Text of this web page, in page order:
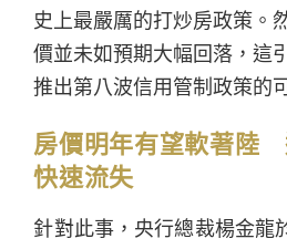
史上最嚴厲的打炒房政策。
價並未如預期大幅回落，這
推出第八波信用管制政策的
房價明年有望軟著陸
快速流失
針對此事，央行總裁楊金龍